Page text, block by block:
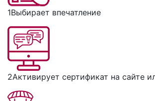
1Выбирает впечатление
2Активирует сертификат на сайте